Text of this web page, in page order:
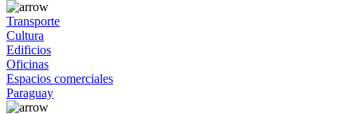
Transporte
Cultura
Edificios
Oficinas
Espacios comerciales
Paraguay